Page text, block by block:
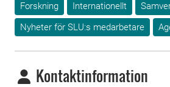
Forskning
Internationellt
Nyheter för SLU:s medarbetare
Kontaktinformation